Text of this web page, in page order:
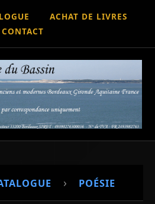
ACHAT DE LIVRES
CONTACT
› POÉSIE